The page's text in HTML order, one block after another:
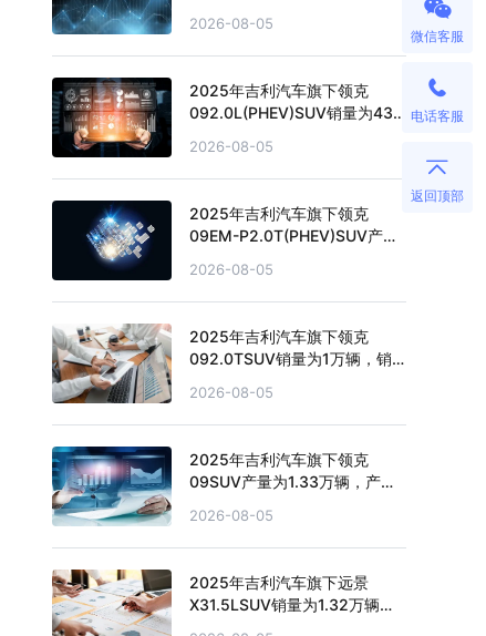
2026-08-05
2025年吉利汽车旗下领克
092.0L(PHEV)SUV销量为43
2026-08-05
2025年吉利汽车旗下领克
09EM-P2.0T(PHEV)SUV产量
59.4%
2026-08-05
2025年吉利汽车旗下领克
092.0TSUV销量为1万辆，销
2026-08-05
2025年吉利汽车旗下领克
09SUV产量为1.33万辆，产量
2026-08-05
2025年吉利汽车旗下远景
X31.5LSUV销量为1.32万辆，
微信客服
电话客服
返回顶部